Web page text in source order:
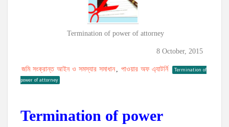
Termination of power of attorney
8 October, 2015
জমি সংক্রান্ত আইন ও সমস্যার সমাধান পাওয়ার অফ এ্যাটর্নি
Termination of
power of attorney
Termination of power